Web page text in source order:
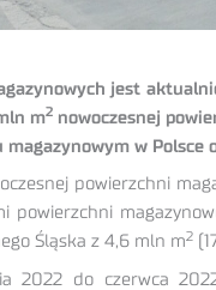
jest
m2nowoczesnej
w Polsce
powierzchni
powierzchni
Śląska z 4,6 mln m2
2022 do czerwca